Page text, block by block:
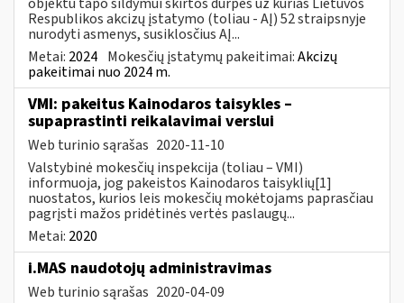
Respublikos akcizų įstatymo (toliau - AĮ) 52 straipsnyje
nurodyti asmenys, susiklosčius AĮ...
Metai: 2024 Mokesčių įstatymų pakeitimai:Akcizų
pakeitimai nuo 2024 m.
VMI: pakeitus Kainodaros taisykles –
supaprastinti reikalavimai verslui
Web turinio sąrašas 2020-11-10
Valstybinė mokesčių inspekcija (toliau – VMI)
informuoja, jog pakeistos Kainodaros taisyklių[1]
nuostatos, kurios leis mokesčių mokėtojams paprasčiau
pagrįsti mažos pridėtinės vertės paslaugų...
Metai: 2020
i.MAS naudotojų administravimas
Web turinio sąrašas 2020-04-09